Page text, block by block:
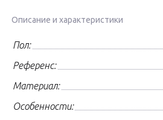
Описание и характеристики
Пол:
Референс:
Материал:
Особенности: